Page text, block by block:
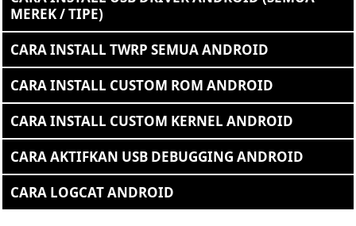
MEREK / TIPE)
CARA INSTALL TWRP SEMUA ANDROID
CARA INSTALL CUSTOM ROM ANDROID
CARA INSTALL CUSTOM KERNEL ANDROID
CARA AKTIFKAN USB DEBUGGING ANDROID
CARA LOGCAT ANDROID